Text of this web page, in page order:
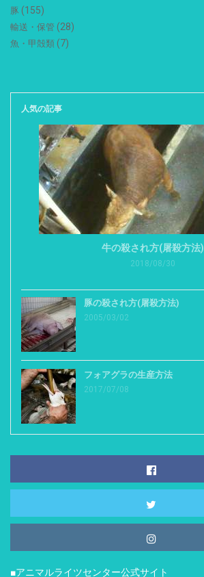
豚 (155)
輸送・保管 (28)
魚・甲殻類 (7)
人気の記事
牛の殺され方(屠殺方法)
2018/08/30
豚の殺され方(屠殺方法)
2005/03/02
フォアグラの生産方法
2017/07/08
■アニマルライツセンター公式サイト